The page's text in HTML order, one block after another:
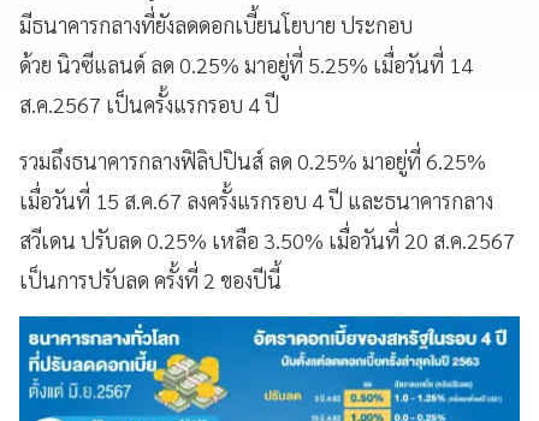
มีธนาคารกลางที่ยังลดดอกเบี้ยนโยบาย ประกอบ
ด้วย นิวซีแลนด์ ลด 0.25% มาอยู่ที่ 5.25% เมื่อวันที่ 14
ส.ค.2567 เป็นครั้งแรกรอบ 4 ปี
รวมถึงธนาคารกลางฟิลิปปินส์ ลด 0.25% มาอยู่ที่ 6.25%
เมื่อวันที่ 15 ส.ค.67 ลงครั้งแรกรอบ 4 ปี และธนาคารกลาง
สวีเดน ปรับลด 0.25% เหลือ 3.50% เมื่อวันที่ 20 ส.ค.2567
เป็นการปรับลด ครั้งที่ 2 ของปีนี้